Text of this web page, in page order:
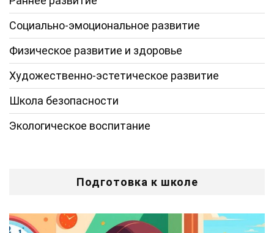
Социально-эмоциональное развитие
Физическое развитие и здоровье
Художественно-эстетическое развитие
Школа безопасности
Экологическое воспитание
Подготовка к школе